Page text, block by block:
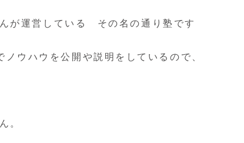
が運営している その名の通り塾です
ウハウを公開や説明をしているので、
。